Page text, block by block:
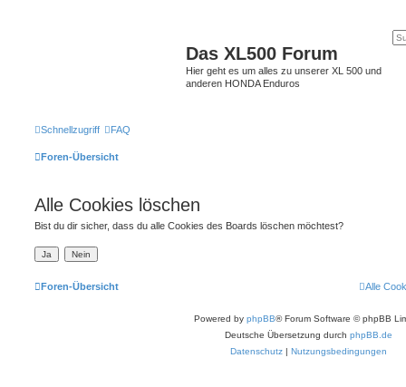
Das XL500 Forum
Hier geht es um alles zu unserer XL 500 und
anderen HONDA Enduros
Schnellzugriff FAQ
Foren-Übersicht
Alle Cookies löschen
Bist du dir sicher, dass du alle Cookies des Boards löschen möchtest?
Foren-Übersicht Alle
Powered by phpBB® Forum Software © phpBB
Deutsche Übersetzung durch phpBB.de
Datenschutz | Nutzungsbedingungen